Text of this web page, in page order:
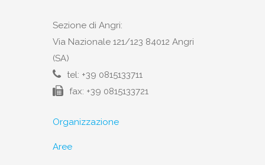
Sezione di Angri:
Via Nazionale 121/123 84012 Angri
(SA)
tel: +39 0815133711
fax: +39 0815133721
Organizzazione
Aree